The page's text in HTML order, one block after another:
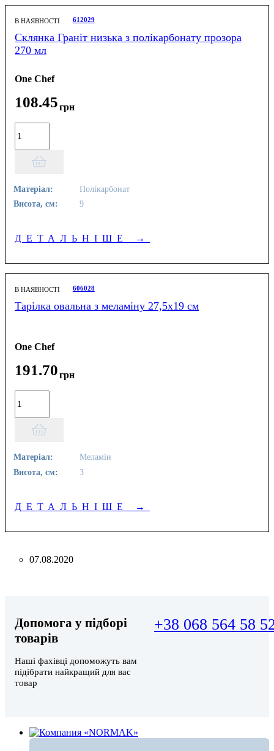
В НАЯВНОСТІ 612029
Склянка Граніт низька з полікарбонату прозора
270 мл
One Chef
108.45грн
Матеріал:
Полікарбонат
Висота, см:
9
ДЕТАЛЬНІШЕ →
В НАЯВНОСТІ 606028
Тарілка овальна з меламіну 27,5х19 см
One Chef
191.70грн
Матеріал:
Меламін
Висота, см:
3
ДЕТАЛЬНІШЕ →
07.08.2020
Допомога у підборі
товарів
Наші фахівці допоможуть вам
підібрати найкращий для вас
товар
+38 068 564 58